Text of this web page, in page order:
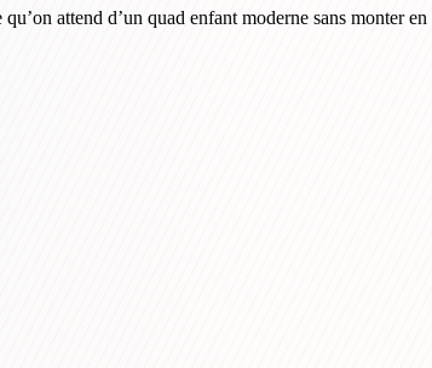
attend d’un quad enfant moderne sans monter en